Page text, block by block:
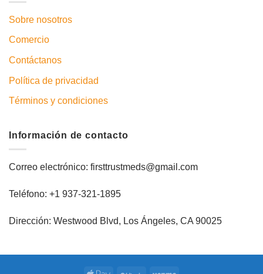
Sobre nosotros
Comercio
Contáctanos
Política de privacidad
Términos y condiciones
Información de contacto
Correo electrónico: firsttrustmeds@gmail.com
Teléfono: +1 937-321-1895
Dirección: Westwood Blvd, Los Ángeles, CA 90025